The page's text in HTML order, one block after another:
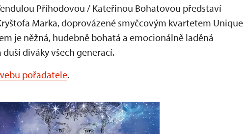
Příhodovou / Kateřinou Bohatovou představí
Marka, doprovázené smyčcovým kvartetem Unique
je něžná, hudebně bohatá a emocionálně laděná
diváky všech generací.
pořadatele.